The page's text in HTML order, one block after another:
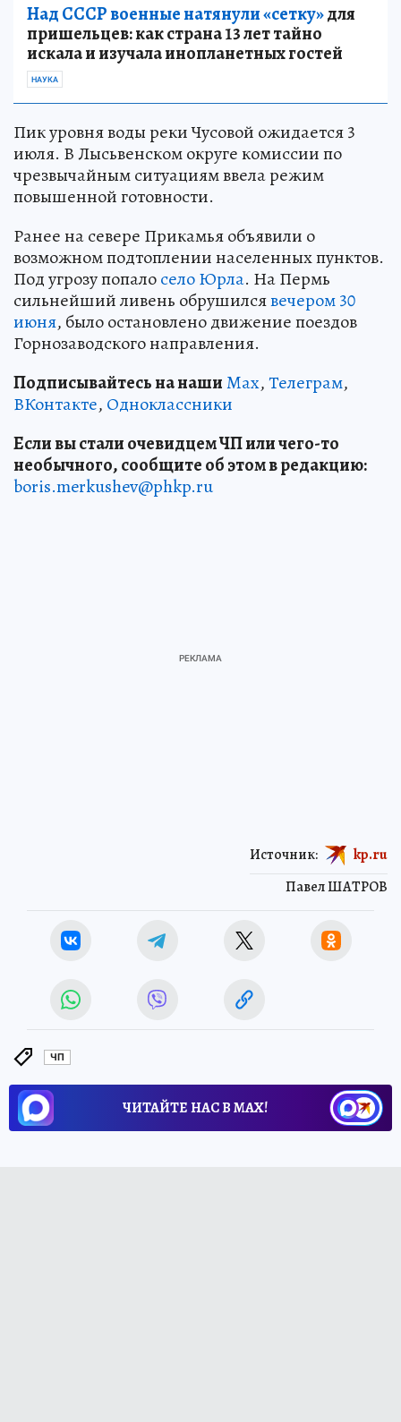
Над СССР военные натянули «сетку»для
пришельцев: как страна 13 лет тайно
искала и изучала инопланетных гостей
НАУКА
Пик уровня воды реки Чусовой ожидается 3
июля. В Лысьвенском округе комиссии по
чрезвычайным ситуациям ввела режим
повышенной готовности.
Ранее на севере Прикамья объявили о
возможном подтоплении населенных пунктов.
Под угрозу попалосело Юрла. На Пермь
сильнейший ливень обрушилсявечером 30
июня, было остановлено движение поездов
Горнозаводского направления.
Подписывайтесь на нашиMax,Телеграм,
ВКонтакте, Одноклассники
Если вы стали очевидцем ЧП или чего-то
необычного, сообщите об этом в редакцию:
boris.merkushev@phkp.ru
Павел ШАТРОВ
Источник: kp.ru
ЧП
ЧИТАЙТЕ НАС В МАХ!